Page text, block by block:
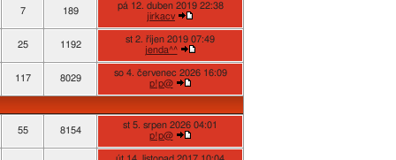
7 189
pá 12. duben 2019 22:38
jirkacv
25 1192
st 2. říjen 2019 07:49
jenda^^
117 8029
so 4. červenec 2026 16:09
p!p@
55 8154
st 5. srpen 2026 04:01
p!p@